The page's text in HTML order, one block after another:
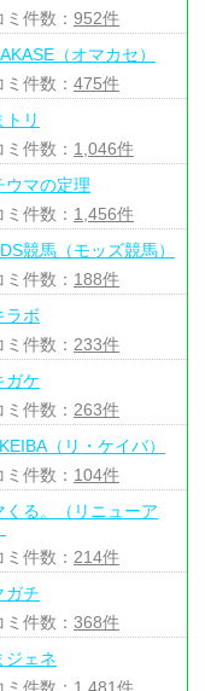
ミ件数： 952件
（オマカセ）
ミ件数： 475件
トリ
ミ件数： 1,046件
ウマの定理
ミ件数： 1,456件
競馬（モッズ競馬）
ミ件数： 188件
ラボ
ミ件数： 233件
ガケ
ミ件数： 263件
（リ・ケイバ）
ミ件数： 104件
くる。（リニューア
ミ件数： 214件
ガチ
ミ件数： 368件
ジェネ